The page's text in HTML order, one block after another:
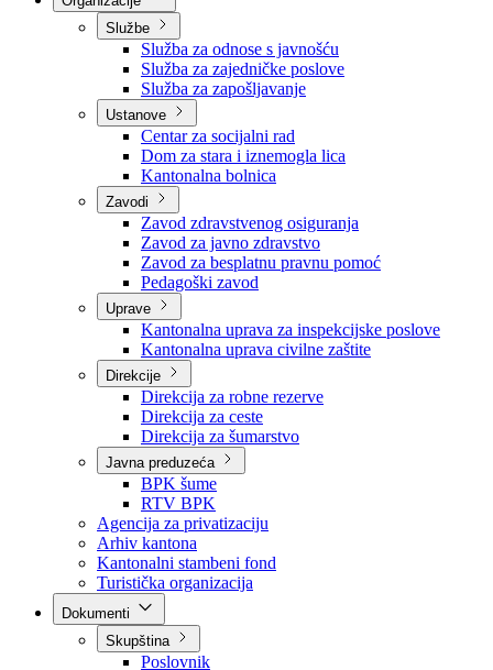
Nadležnosti
Sjednice Vlade
Službe
Služba za odnose s javnošću
Služba za zajedničke poslove
Služba za zapošljavanje
Ustanove
Centar za socijalni rad
Dom za stara i iznemogla lica
Kantonalna bolnica
Zavodi
Zavod zdravstvenog osiguranja
Zavod za javno zdravstvo
Zavod za besplatnu pravnu pomoć
Pedagoški zavod
Uprave
Kantonalna uprava za inspekcijske poslove
Kantonalna uprava civilne zaštite
Direkcije
Direkcija za robne rezerve
Direkcija za ceste
Direkcija za šumarstvo
Javna preduzeća
BPK šume
RTV BPK
Agencija za privatizaciju
Arhiv kantona
Kantonalni stambeni fond
Turistička organizacija